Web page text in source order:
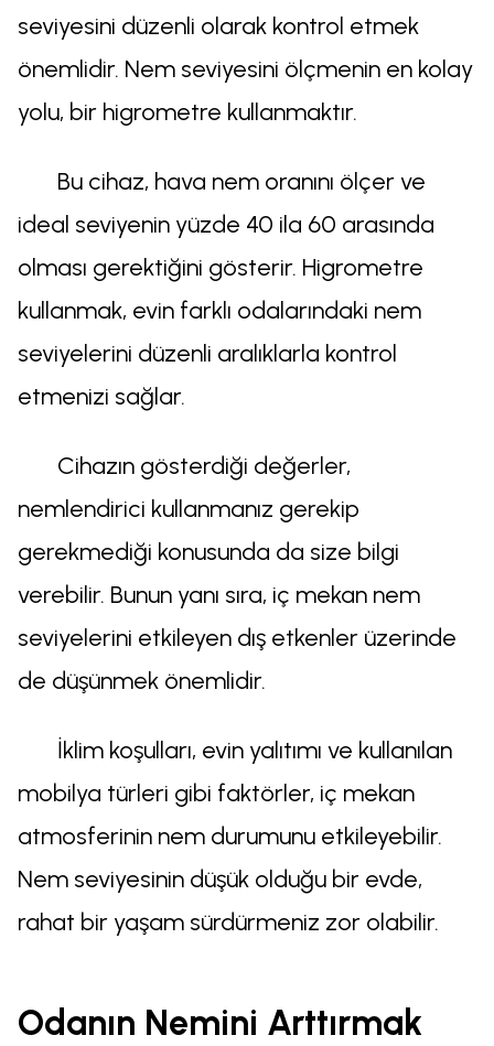
seviyesini düzenli olarak kontrol etmek
önemlidir. Nem seviyesini ölçmenin en kolay
yolu, bir higrometre kullanmaktır.
Bu cihaz, hava nem oranını ölçer ve
ideal seviyenin yüzde 40 ila 60 arasında
olması gerektiğini gösterir. Higrometre
kullanmak, evin farklı odalarındaki nem
seviyelerini düzenli aralıklarla kontrol
etmenizi sağlar.
Cihazın gösterdiği değerler,
nemlendirici kullanmanız gerekip
gerekmediği konusunda da size bilgi
verebilir. Bunun yanı sıra, iç mekan nem
seviyelerini etkileyen dış etkenler üzerinde
de düşünmek önemlidir.
İklim koşulları, evin yalıtımı ve kullanılan
mobilya türleri gibi faktörler, iç mekan
atmosferinin nem durumunu etkileyebilir.
Nem seviyesinin düşük olduğu bir evde,
rahat bir yaşam sürdürmeniz zor olabilir.
Odanın Nemini Arttırmak